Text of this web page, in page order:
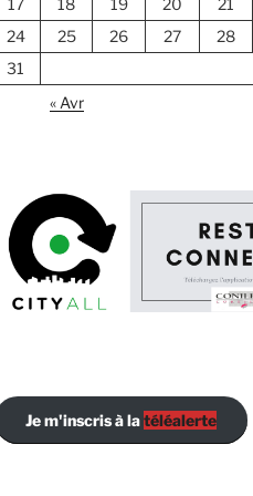
17 18 19 20
21
24
25 26 27
28
31
« Avr
Je m'inscris à latéléalerte